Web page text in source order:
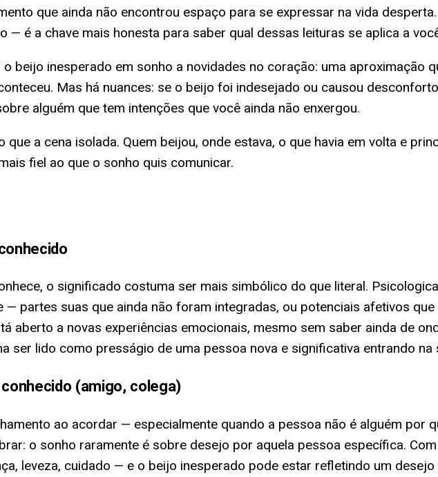
que ainda não encontrou espaço para se expressar na vida
— é a chave mais honesta para saber qual dessas leituras se aplica a
beijo inesperado em sonho a novidades no coração: uma aproximação
Mas há nuances: se o beijo foi indesejado ou causou
alguém que tem intenções que você ainda não enxergou.
a cena isolada. Quem beijou, onde estava, o que havia em volta e
fiel ao que o sonho quis comunicar.
o significado costuma ser mais simbólico do que literal.
partes suas que ainda não foram integradas, ou potenciais afetivos
aberto a novas experiências emocionais, mesmo sem saber ainda de
ser lido como presságio de uma pessoa nova e significativa entrando na
(amigo, colega)
ao acordar — especialmente quando a pessoa não é alguém por
o sonho raramente é sobre desejo por aquela pessoa específica.
leveza, cuidado — e o beijo inesperado pode estar refletindo um